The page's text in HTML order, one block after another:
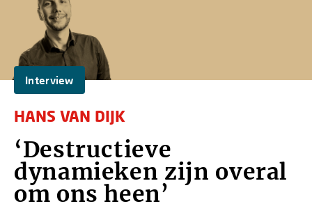
Interview
HANS VAN DIJK
‘Destructieve
dynamieken zijn overal
om ons heen’